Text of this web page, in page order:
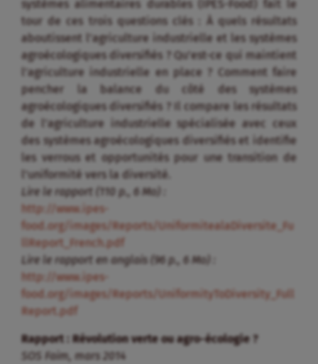
systèmes alimentaires durables (IPES-Food) fait le
tour de ces trois questions clés : À quels résultats
aboutissent l’agriculture industrielle et les systèmes
agroécologiques diversifiés ? Qu’est-ce qui maintient
l’agriculture industrielle en place ? Comment faire
pencher la balance du côté des systèmes
agroécologiques diversifiés ? Il compare les résultats
de l’agriculture industrielle spécialisée avec ceux
des systèmes agroécologiques diversifiés et identifie
les verrous et opportunités pour une transition de
l’uniformité vers la diversité.
Lire le rapport (110 p., 6 Mo) :
http://www.ipes-
food.org/images/Reports/UniformitealaDiversite_Fu
llReport_French.pdf
Lire le rapport en anglais (96 p., 6 Mo) :
http://www.ipes-
food.org/images/Reports/UniformityToDiversity_Full
Report.pdf
Rapport : Révolution verte ou agro-écologie ?
SOS Faim, mars 2014